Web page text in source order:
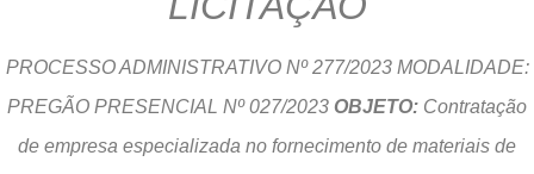
PROCESSO ADMINISTRATIVO Nº 277/2023 MODALIDADE:
PREGÃO PRESENCIAL Nº 027/2023 OBJETO: Contratação
de empresa especializada no fornecimento de materiais de